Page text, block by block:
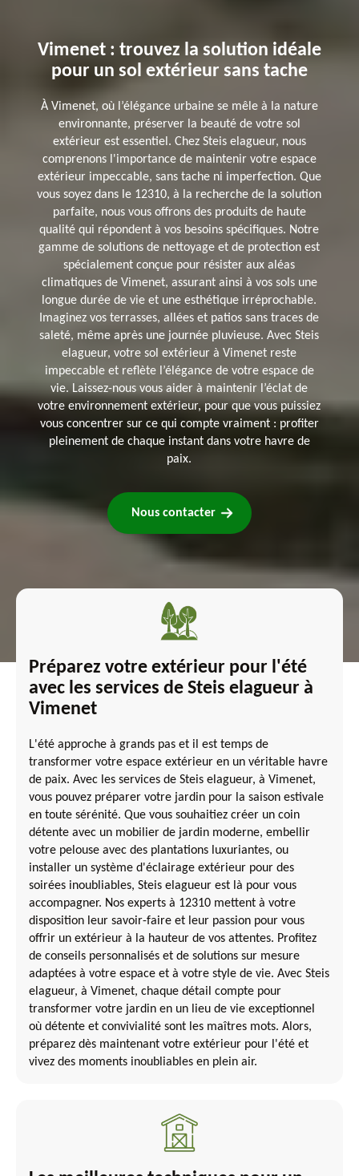
Vimenet : trouvez la solution idéale
pour un sol extérieur sans tache
À Vimenet, où l’élégance urbaine se mêle à la nature
environnante, préserver la beauté de votre sol
extérieur est essentiel. Chez Steis elagueur, nous
comprenons l'importance de maintenir votre espace
extérieur impeccable, sans tache ni imperfection. Que
vous soyez dans le 12310, à la recherche de la solution
parfaite, nous vous offrons des produits de haute
qualité qui répondent à vos besoins spécifiques. Notre
gamme de solutions de nettoyage et de protection est
spécialement conçue pour résister aux aléas
climatiques de Vimenet, assurant ainsi à vos sols une
longue durée de vie et une esthétique irréprochable.
Imaginez vos terrasses, allées et patios sans traces de
saleté, même après une journée pluvieuse. Avec Steis
elagueur, votre sol extérieur à Vimenet reste
impeccable et reflète l’élégance de votre espace de
vie. Laissez-nous vous aider à maintenir l’éclat de
votre environnement extérieur, pour que vous puissiez
vous concentrer sur ce qui compte vraiment : profiter
pleinement de chaque instant dans votre havre de
paix.
Nous contacter
Préparez votre extérieur pour l'été
avec les services de Steis elagueur à
Vimenet
L'été approche à grands pas et il est temps de
transformer votre espace extérieur en un véritable havre
de paix. Avec les services de Steis elagueur, à Vimenet,
vous pouvez préparer votre jardin pour la saison estivale
en toute sérénité. Que vous souhaitiez créer un coin
détente avec un mobilier de jardin moderne, embellir
votre pelouse avec des plantations luxuriantes, ou
installer un système d'éclairage extérieur pour des
soirées inoubliables, Steis elagueur est là pour vous
accompagner. Nos experts à 12310 mettent à votre
disposition leur savoir-faire et leur passion pour vous
offrir un extérieur à la hauteur de vos attentes. Profitez
de conseils personnalisés et de solutions sur mesure
adaptées à votre espace et à votre style de vie. Avec Steis
elagueur, à Vimenet, chaque détail compte pour
transformer votre jardin en un lieu de vie exceptionnel
où détente et convivialité sont les maîtres mots. Alors,
préparez dès maintenant votre extérieur pour l'été et
vivez des moments inoubliables en plein air.